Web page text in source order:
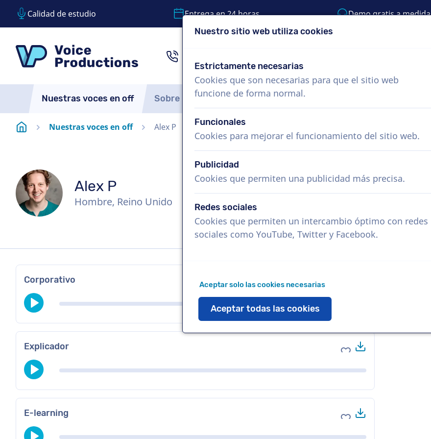
Calidad de estudio Entrega en 24 horas Demo gratis a medida
VoiceProductions
Nuestras voces en off Sobre nosotros ¿Cómo funciona?
Página de inicioNuestras voces en off Alex P
Alex P
Hombre, Reino Unido
Corporativo
Explicador Agregar a favoritos
E-learning Agregar a favoritos
Nuestro sitio web utiliza cookies
Estrictamente necesarias
Cookies que son necesarias para que el sitio web
funcione de forma normal.
Funcionales
Cookies para mejorar el funcionamiento del sitio web.
Publicidad
Cookies que permiten una publicidad más precisa.
Redes sociales
Cookies que permiten un intercambio óptimo con redes
sociales como YouTube, Twitter y Facebook.
Aceptar solo las cookies necesarias
Aceptar todas las cookies